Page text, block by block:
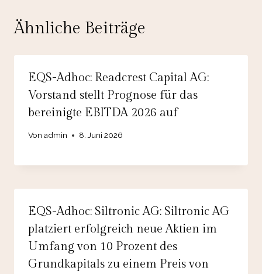
Ähnliche Beiträge
EQS-Adhoc: Readcrest Capital AG:
Vorstand stellt Prognose für das
bereinigte EBITDA 2026 auf
Von admin 8. Juni 2026
EQS-Adhoc: Siltronic AG: Siltronic AG
platziert erfolgreich neue Aktien im
Umfang von 10 Prozent des
Grundkapitals zu einem Preis von